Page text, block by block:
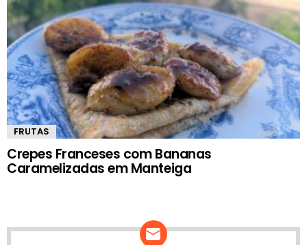
FRUTAS
Crepes Franceses com Bananas
Caramelizadas em Manteiga